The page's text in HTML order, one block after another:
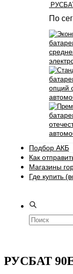
По
опций
Подбор АКБ
Как
Магазины
Где купить
РУСБАТ